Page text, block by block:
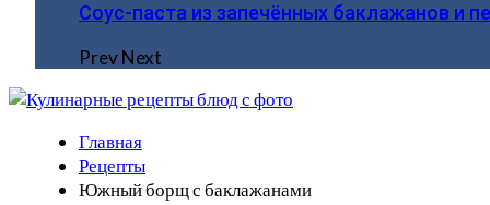
Соус-паста из запечённых баклажанов и
PrevNext
Главная
Рецепты
Южный борщ с баклажанами